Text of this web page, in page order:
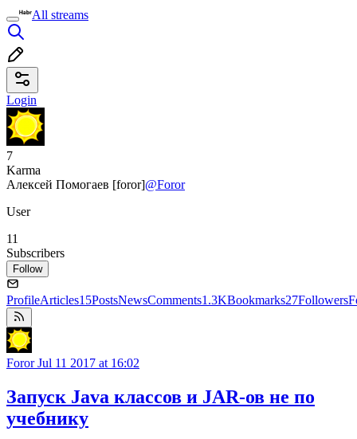
All streams
Login
7
Karma
Алексей Помогаев [foror]@Foror
User
11
Subscribers
Follow
ProfileArticles15PostsNewsComments1.3KBookmarks27Followers
FororJul 11 2017 at 16:02
Запуск Java классов и JAR-ов не по
учебнику